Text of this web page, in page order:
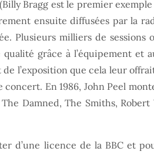
Bragg est le premier
ensuite diffusées par la
Plusieurs milliers de sessions
grâce à l’équipement et
l’exposition que cela leur
En 1986, John Peel
Damned, The Smiths, Robert
d’une licence de la BBC et